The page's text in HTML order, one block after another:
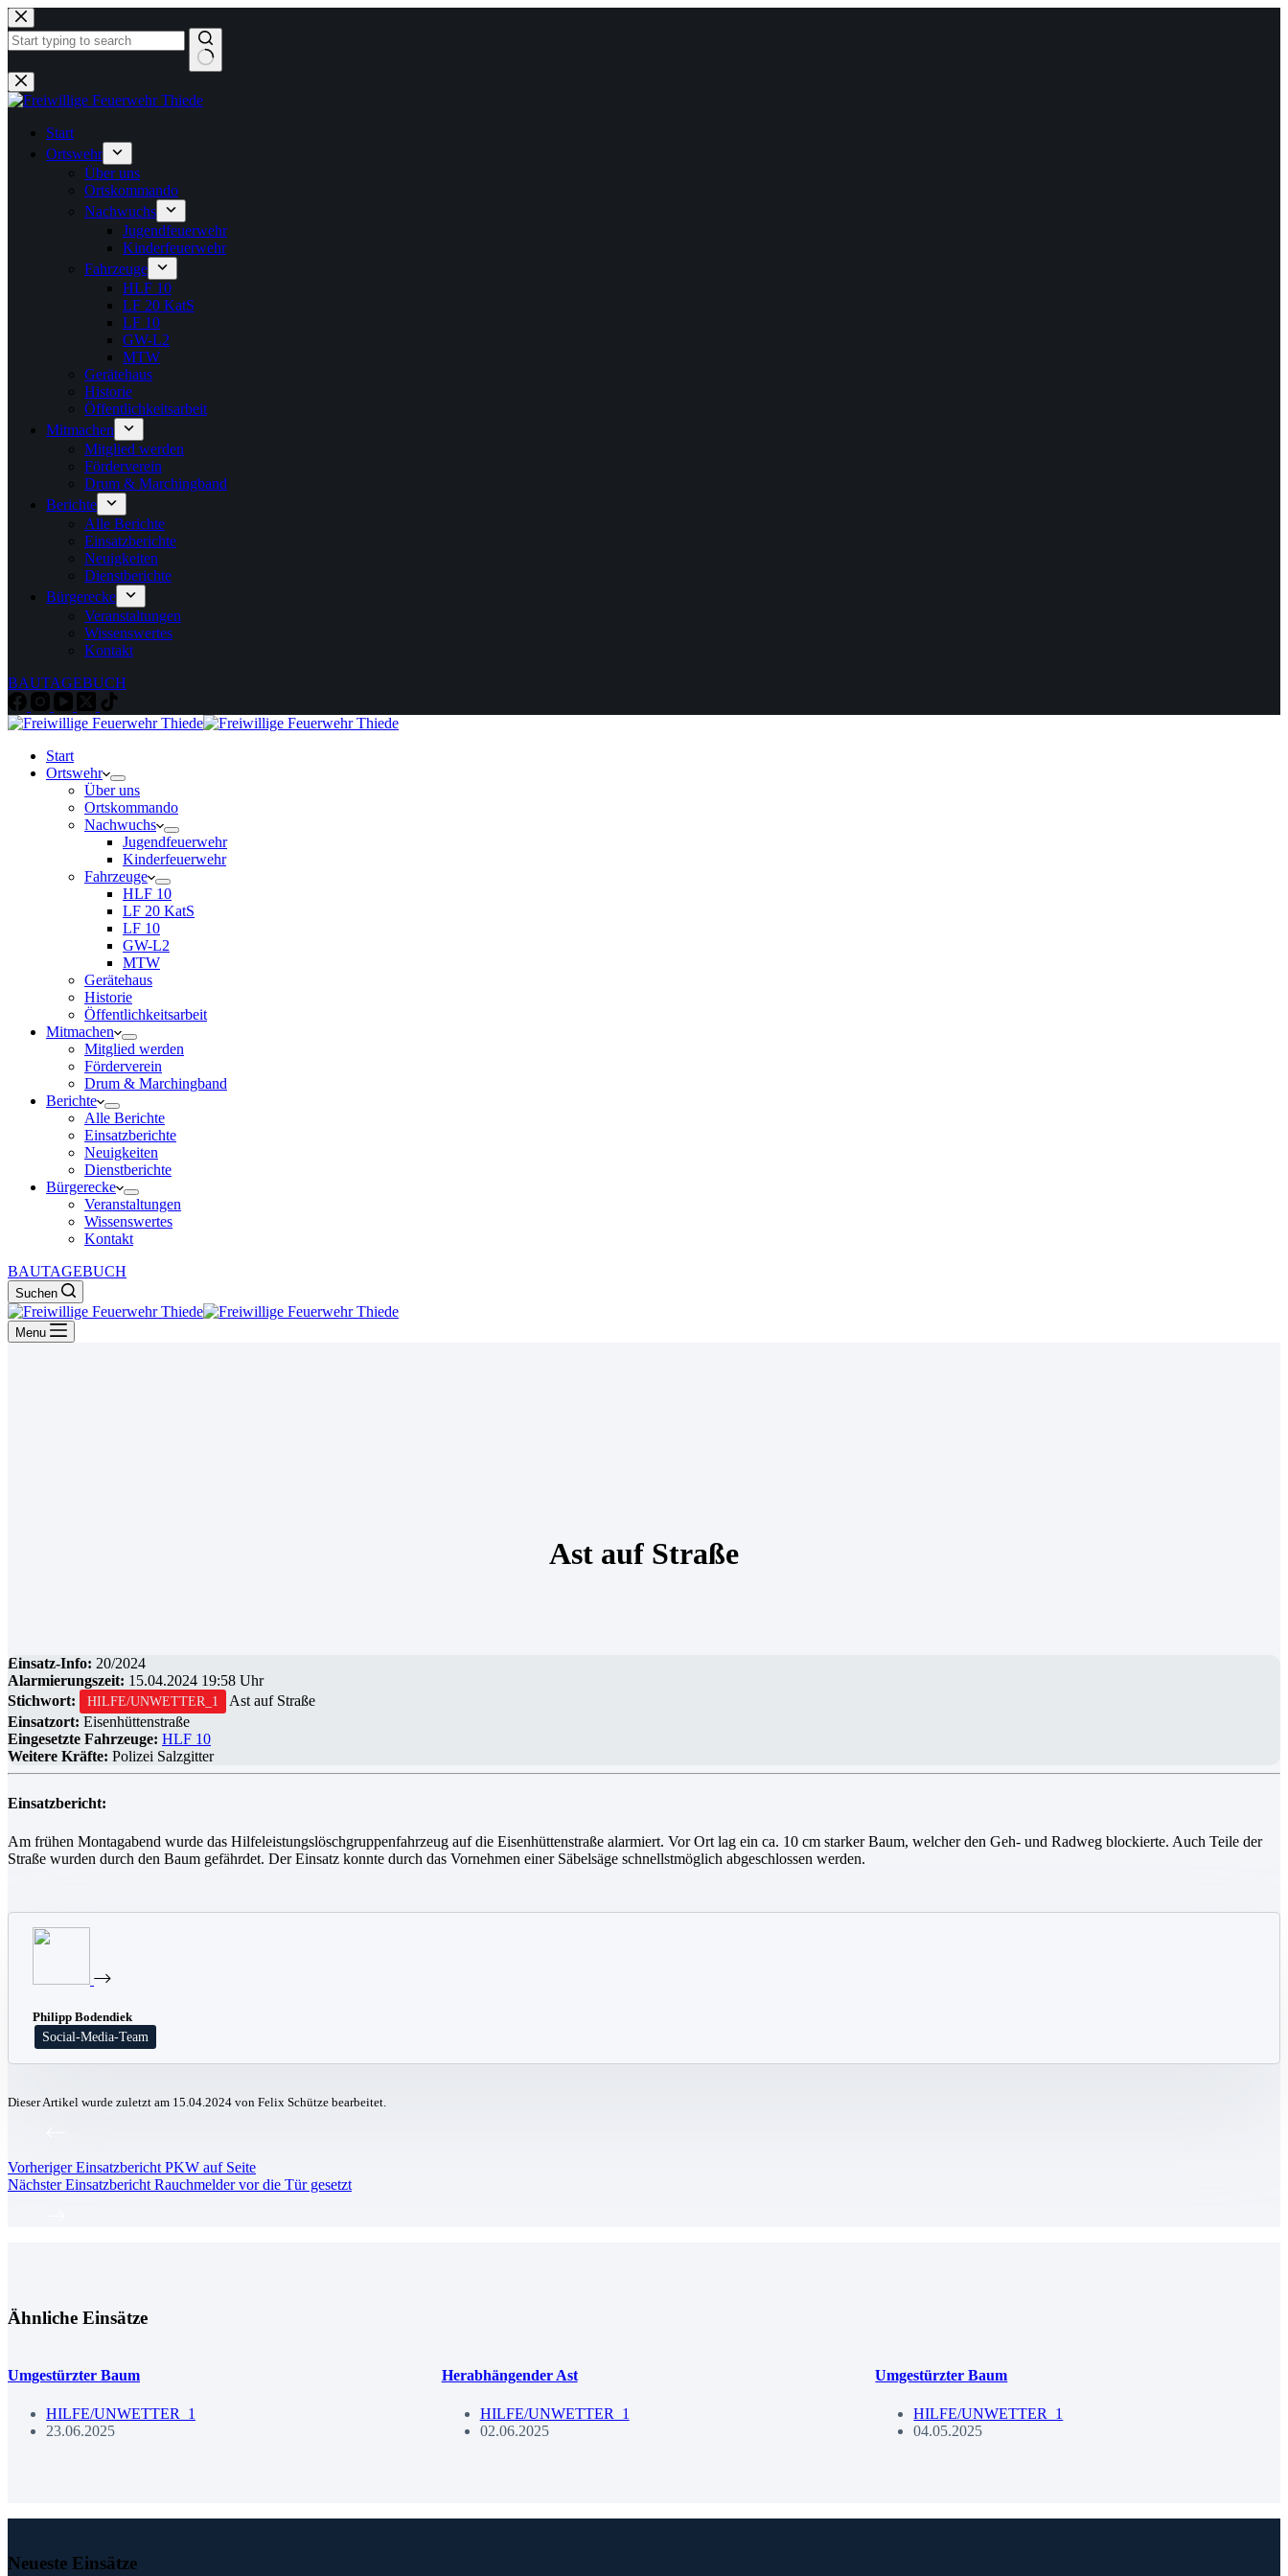
Zum
Inhalt
springen
Keine
Ergebnisse
Start
Ortswehr
Über uns
Ortskommando
Nachwuchs
Jugendfeuerwehr
Kinderfeuerwehr
Fahrzeuge
HLF 10
LF 20 KatS
LF 10
GW-L2
MTW
Gerätehaus
Historie
Öffentlichkeitsarbeit
Mitmachen
Mitglied werden
Förderverein
Drum & Marchingband
Berichte
Alle Berichte
Einsatzberichte
Neuigkeiten
Dienstberichte
Bürgerecke
Veranstaltungen
Wissenswertes
Kontakt
BAUTAGEBUCH
Start
Ortswehr
Über uns
Ortskommando
Nachwuchs
Jugendfeuerwehr
Kinderfeuerwehr
Fahrzeuge
HLF 10
LF 20 KatS
LF 10
GW-L2
MTW
Gerätehaus
Historie
Öffentlichkeitsarbeit
Mitmachen
Mitglied werden
Förderverein
Drum & Marchingband
Berichte
Alle Berichte
Einsatzberichte
Neuigkeiten
Dienstberichte
Bürgerecke
Veranstaltungen
Wissenswertes
Kontakt
BAUTAGEBUCH
Suchen
Menu
Ast auf Straße
Einsatz-Info: 20/2024
Alarmierungszeit: 15.04.2024 19:58 Uhr
Stichwort:
HILFE/UNWETTER_1
Ast auf Straße
Einsatzort: Eisenhüttenstraße
Eingesetzte Fahrzeuge: HLF 10
Weitere Kräfte: Polizei Salzgitter
Einsatzbericht:
Am frühen Montagabend wurde das Hilfeleistungslöschgruppenfahrzeug auf die Eisenhüttenstraße alarmiert. Vor Ort lag ein ca. 10 cm starker Baum, welcher den Geh- und Radweg blockierte. Auch Teile der
Straße wurden durch den Baum gefährdet. Der Einsatz konnte durch das Vornehmen einer Säbelsäge schnellstmöglich abgeschlossen werden.
Philipp Bodendiek
Social-Media-Team
Dieser Artikel wurde zuletzt am 15.04.2024 von Felix Schütze bearbeitet.
VorherigerEinsatzbericht PKW auf Seite
NächsterEinsatzbericht Rauchmelder vor die Tür gesetzt
Ähnliche Einsätze
Umgestürzter Baum
HILFE/UNWETTER_1
23.06.2025
Herabhängender Ast
HILFE/UNWETTER_1
02.06.2025
Umgestürzter Baum
HILFE/UNWETTER_1
04.05.2025
Neueste Einsätze